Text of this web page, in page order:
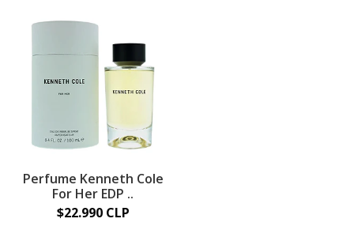
Perfume Kenneth Cole
For Her EDP ..
$22.990 CLP